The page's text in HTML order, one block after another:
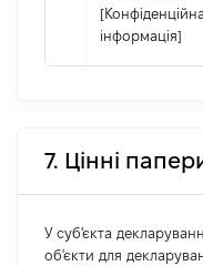
[Конфіденційна
інформація]
7. Цінні
У суб'єкта
об'єкти для